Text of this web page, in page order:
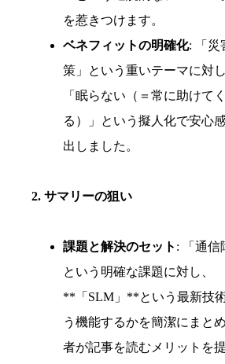
を惹きつけます。
ベネフィットの明確化: 「災
策」という重いテーマに対し
「眠らない（＝常に助けて
る）」という擬人化で安心
出しました。
2. サマリーの狙い
課題と解決のセット : 「通信
という明確な課題に対し、
**「SLM」**という最新技
う機能するかを簡潔にまと
者が記事を読むメリットを